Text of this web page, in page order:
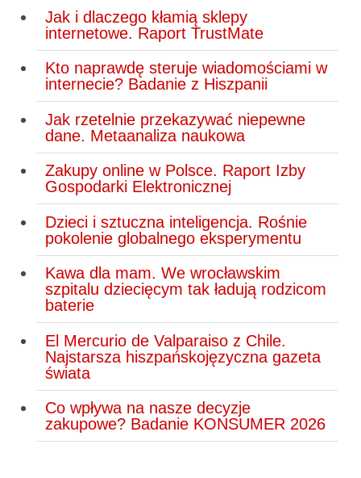
Jak i dlaczego kłamią sklepy
internetowe. Raport TrustMate
Kto naprawdę steruje wiadomościami w
internecie? Badanie z Hiszpanii
Jak rzetelnie przekazywać niepewne
dane. Metaanaliza naukowa
Zakupy online w Polsce. Raport Izby
Gospodarki Elektronicznej
Dzieci i sztuczna inteligencja. Rośnie
pokolenie globalnego eksperymentu
Kawa dla mam. We wrocławskim
szpitalu dziecięcym tak ładują rodzicom
baterie
El Mercurio de Valparaiso z Chile.
Najstarsza hiszpańskojęzyczna gazeta
świata
Co wpływa na nasze decyzje
zakupowe? Badanie KONSUMER 2026